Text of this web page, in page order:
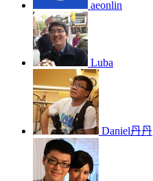
aeonlin
Luba
Daniel丹丹